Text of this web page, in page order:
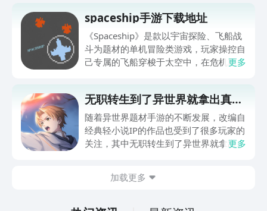
spaceship手游下载地址
《Spaceship》是款以宇宙探险、飞船战
斗为题材的单机冒险类游戏，玩家操控自
己专属的飞船穿梭于太空中，在危机四伏
戏已于2026年7月31日正式上线，玩家
可以到豌豆荚或者文章内提供的链接下载
游戏。游戏背景设定在文明被毁灭之后的
宇宙，玩家驾驶着最后一艘飞船，在危险
业选择，来寻找生存的方法。
更多
无职转生到了异世界就拿出真本
事回响编年史下载地址
随着异世界题材手游的不断发展，改编自
经典轻小说IP的作品也受到了很多玩家的
关注，其中无职转生到了异世界就拿出真
式上线，所以暂时没有开放下载渠道，玩
更多
加载更多